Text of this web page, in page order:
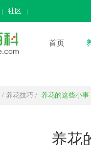
社区
首页
/ 养花技巧 / 养花的这些小
养花